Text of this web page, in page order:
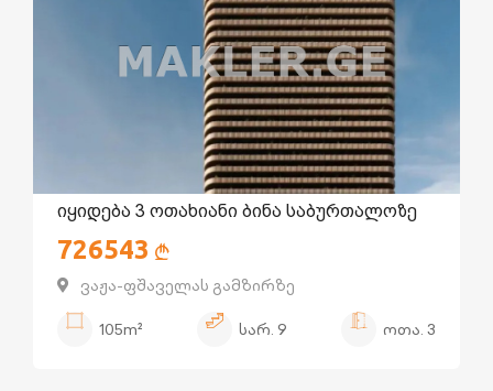
იყიდება 3 ოთახიანი ბინა საბურთალოზე
726543
ვაჟა-ფშაველას გამზირზე
105m²
სარ. 9 ოთა. 3